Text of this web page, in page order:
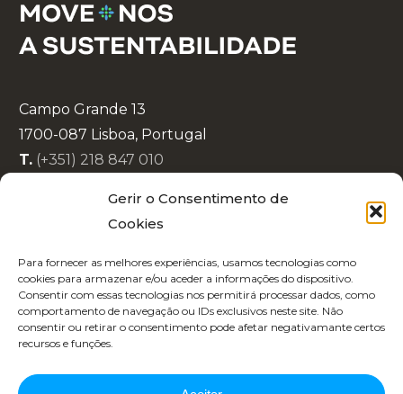
Gerir o Consentimento de
Cookies
Para fornecer as melhores experiências, usamos tecnologias como
cookies para armazenar e/ou aceder a informações do dispositivo.
Consentir com essas tecnologias nos permitirá processar dados, como
comportamento de navegação ou IDs exclusivos neste site. Não
consentir ou retirar o consentimento pode afetar negativamante certos
recursos e funções.
Campo Grande 13
1700-087 Lisboa, Portugal
T. (+351) 218 847 010
Política de Cookies
Código de Conduta
Recrutamento